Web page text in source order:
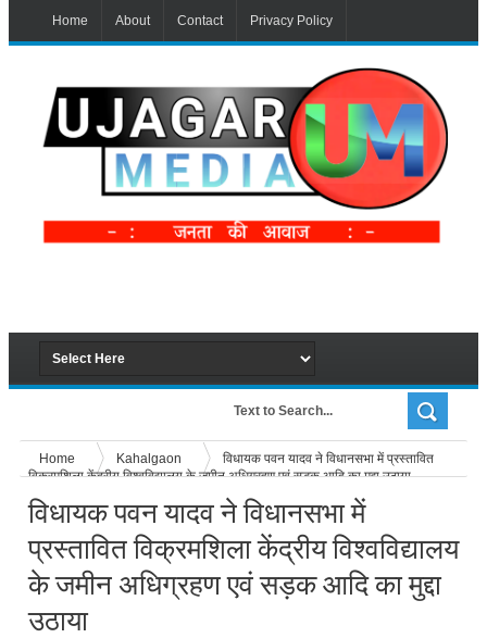
Home About Contact Privacy Policy
Home Kahalgaon
विधायक पवन यादव ने विधानसभा में प्रस्तावित
विक्रमशिला केंद्रीय विश्वविद्यालय के जमीन अधिग्रहण एवं सड़क आदि का मुद्दा उठाया
विधायक पवन यादव ने विधानसभा में
प्रस्तावित विक्रमशिला केंद्रीय विश्वविद्यालय
के जमीन अधिग्रहण एवं सड़क आदि का मुद्दा
उठाया